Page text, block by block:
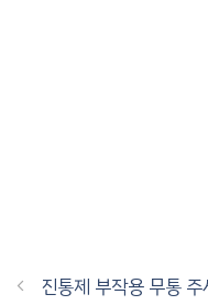
진통제 부작용 무통